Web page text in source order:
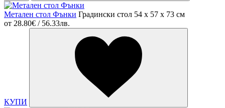
Метален стол Фънки Градински стол 54 х 57 х 73 см
от 28.80€ / 56.33лв.
КУПИ